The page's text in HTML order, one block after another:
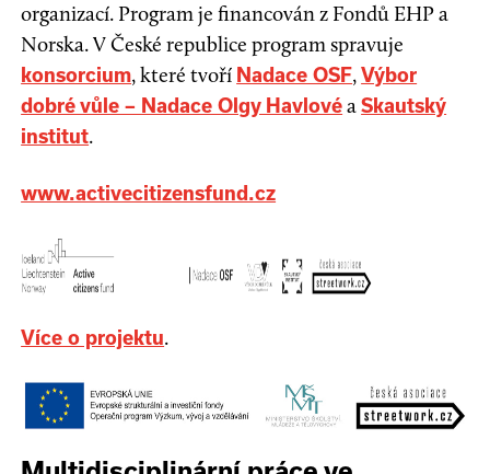
organizací. Program je financován z Fondů EHP a
Norska. V České republice program spravuje
konsorcium, které tvoří Nadace OSF,Výbor
dobré vůle – Nadace Olgy Havlové aSkautský
institut.
www.activecitizensfund.cz
Více o projektu.